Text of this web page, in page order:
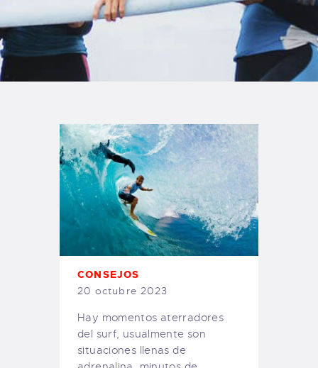
TIENDA FAMILY SURFERS
WEBCAM SALINAS
PEDIDOS
CONSEJOS
20 octubre 2023
Hay momentos aterradores
del surf, usualmente son
situaciones llenas de